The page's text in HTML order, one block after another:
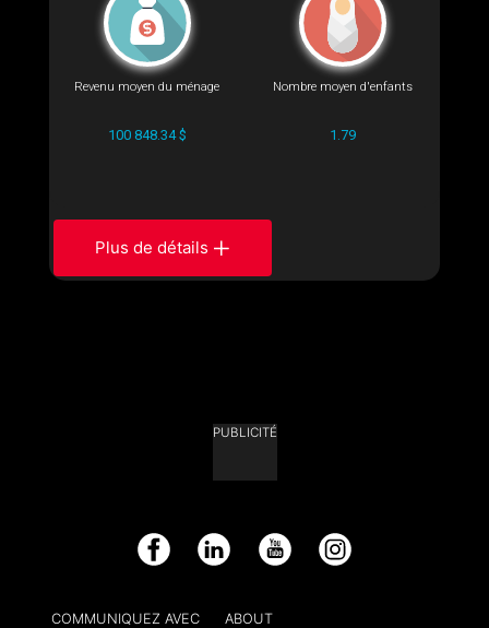
Revenu moyen du ménage
100 848.34 $
Nombre moyen d'enfants
1.79
Plus de détails
PUBLICITÉ
Facebook LinkedIn YouTube Instagram
COMMUNIQUEZ AVEC
ABOUT